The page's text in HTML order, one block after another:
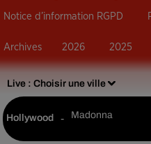
Live : Choisir une ville
Hollywood - Madonna
Notice d’information RGPD
Archives 2026 2025